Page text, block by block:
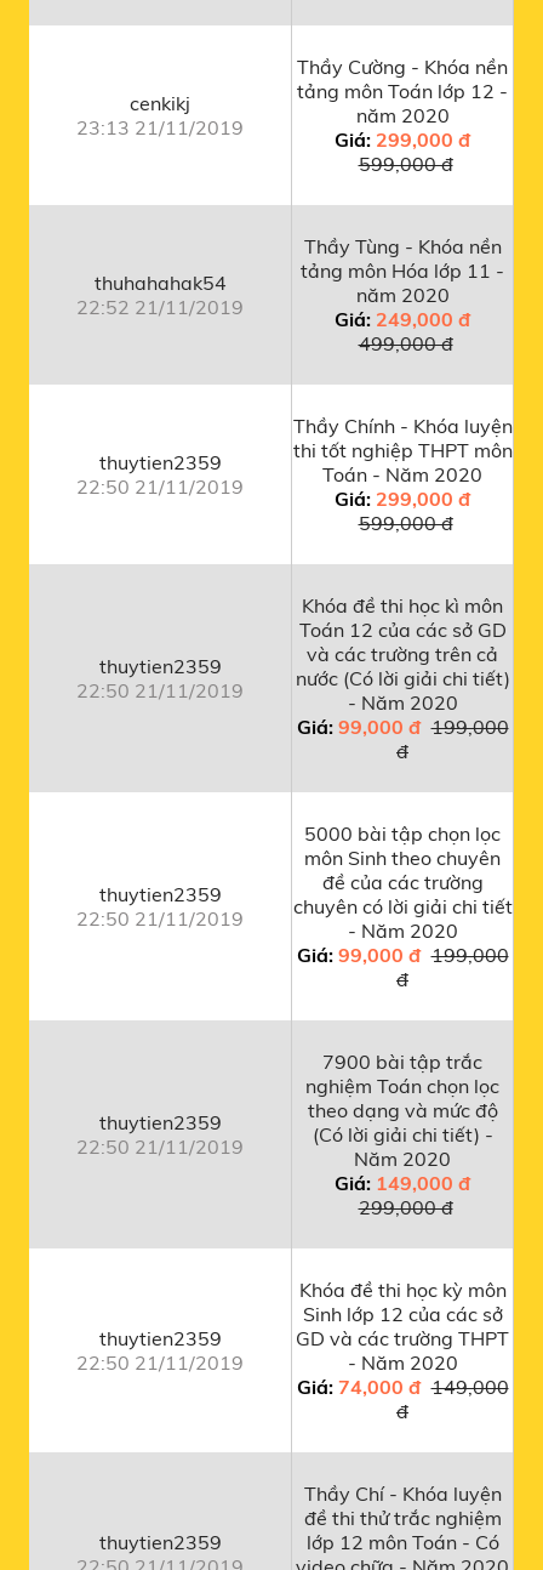
cenkikj
23:13 21/11/2019
Thầy Cường - Khóa nền
tảng môn Toán lớp 12 -
năm 2020
Giá: 299,000 đ
599,000 đ
thuhahahak54
22:52 21/11/2019
Thầy Tùng - Khóa nền
tảng môn Hóa lớp 11 -
năm 2020
Giá: 249,000 đ
499,000 đ
thuytien2359
22:50 21/11/2019
Thầy Chính - Khóa luyện
thi tốt nghiệp THPT môn
Toán - Năm 2020
Giá: 299,000 đ
599,000 đ
thuytien2359
22:50 21/11/2019
Khóa đề thi học kì môn
Toán 12 của các sở GD
và các trường trên cả
nước (Có lời giải chi tiết)
- Năm 2020
Giá: 99,000 đ 199,000
đ
thuytien2359
22:50 21/11/2019
5000 bài tập chọn lọc
môn Sinh theo chuyên
đề của các trường
chuyên có lời giải chi tiết
- Năm 2020
Giá: 99,000 đ 199,000
đ
thuytien2359
22:50 21/11/2019
7900 bài tập trắc
nghiệm Toán chọn lọc
theo dạng và mức độ
(Có lời giải chi tiết) -
Năm 2020
Giá: 149,000 đ
299,000 đ
thuytien2359
22:50 21/11/2019
Khóa đề thi học kỳ môn
Sinh lớp 12 của các sở
GD và các trường THPT
- Năm 2020
Giá: 74,000 đ 149,000
đ
thuytien2359
Thầy Chí - Khóa luyện
đề thi thử trắc nghiệm
lớp 12 môn Toán - Có